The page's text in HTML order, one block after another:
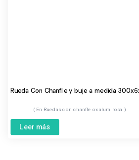
Rueda Con Chanfle y buje a medida
Ruedas con chanfle ox.alum rosa
Leer más